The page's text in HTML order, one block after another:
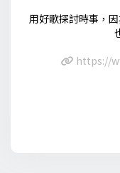
用好歌探討時事，
https://